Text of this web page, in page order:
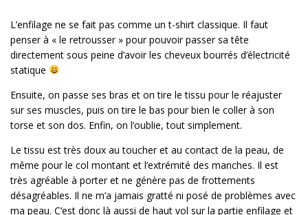
L’enfilage ne se fait pas comme un t-shirt classique. Il faut
penser à « le retrousser » pour pouvoir passer sa tête
directement sous peine d’avoir les cheveux bourrés d’électricité
statique
Ensuite, on passe ses bras et on tire le tissu pour le réajuster
sur ses muscles, puis on tire le bas pour bien le coller à son
torse et son dos. Enfin, on l’oublie, tout simplement.
Le tissu est très doux au toucher et au contact de la peau, de
même pour le col montant et l’extrémité des manches. Il est
très agréable à porter et ne génère pas de frottements
désagréables. Il ne m’a jamais gratté ni posé de problèmes avec
ma peau. C’est donc là aussi de haut vol sur la partie enfilage et